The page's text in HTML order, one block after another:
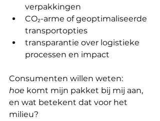
verpakkingen
CO₂-arme of geoptimaliseerde
transportopties
transparantie over logistieke
processen en impact
Consumenten willen weten:
hoe komt mijn pakket bij mij aan,
en wat betekent dat voor het
milieu?